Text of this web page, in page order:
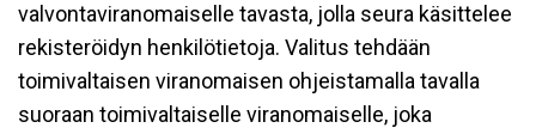
valvontaviranomaiselle tavasta, jolla seura käsittelee
rekisteröidyn henkilötietoja. Valitus tehdään
toimivaltaisen viranomaisen ohjeistamalla tavalla
suoraan toimivaltaiselle viranomaiselle, joka